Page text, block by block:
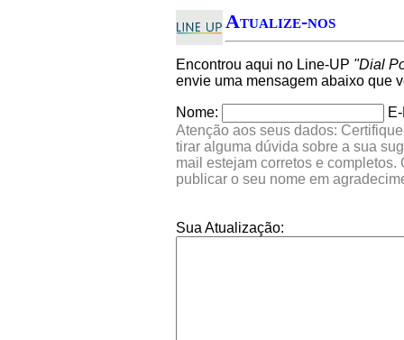
Atualize-nos
Encontrou aqui no Line-UP "Dial
envie uma mensagem abaixo que
Nome:
Atenção aos seus dados:
tirar alguma dúvida sobre a sua
mail estejam corretos e
publicar o seu nome em
Sua Atualização: